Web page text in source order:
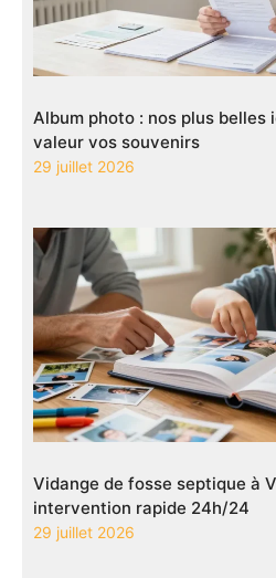
Album photo : nos plus belles
valeur vos souvenirs
29 juillet 2026
Vidange de fosse septique à
intervention rapide 24h/24
29 juillet 2026